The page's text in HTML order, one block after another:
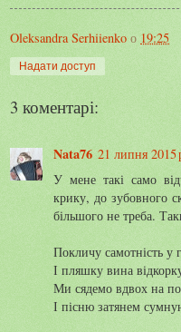
Oleksandra Serhiienko о 19:25
Надати доступ
3 коментарі:
Nata76 21 липня 2015
У мене такі само
крику, до зубовного
більшого не треба.
Покличу самотність у
І пляшку вина
Ми сядемо вдвох на
І пісню затянем